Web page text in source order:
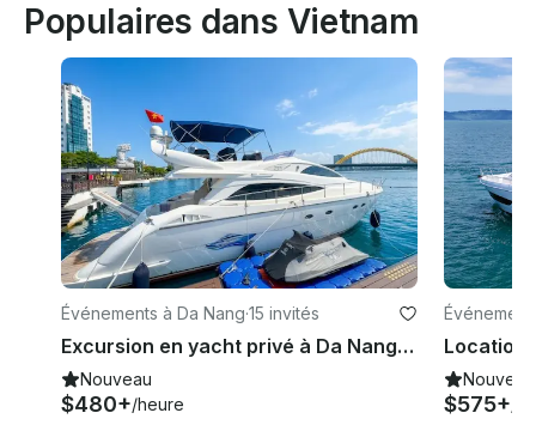
Populaires dans Vietnam
Événements à Da Nang·15 invités
Excursion en yacht privé à Da Nang — coucher de soleil, fête et détente | Anh Tram Nguyen Yacht
Nouveau
$480+/heure
Nouveau
$575+